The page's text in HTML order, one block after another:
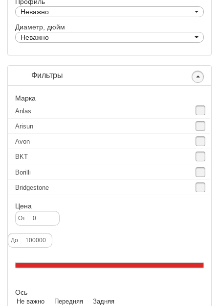
Профиль
Неважно
Диаметр, дюйм
Неважно
Фильтры
Марка
Anlas
Arisun
Avon
BKT
Borilli
Bridgestone
Continental
CST
Deestone
Dunlop
Excel
GoldenTyre
Цена
От
До
Ось
Не важно Передняя Задняя